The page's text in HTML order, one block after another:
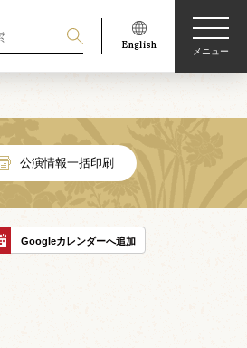
メニュー
公演情報一括印刷
Googleカレンダーへ追加